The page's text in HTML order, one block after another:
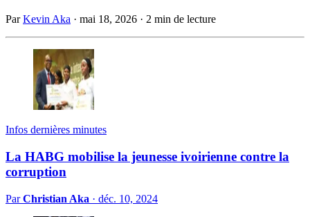
ParKevin Aka · mai 18, 2026 · 2 min de lecture
Infos dernières minutes
La HABG mobilise la jeunesse ivoirienne contre la
corruption
ParChristian Aka · déc. 10, 2024